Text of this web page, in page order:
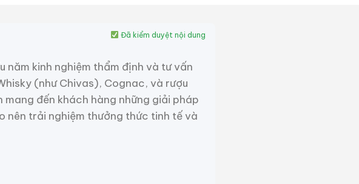
có thuộc tính của gỗ Âm, vỏ chai có màu
sự sống, tượng trưng cho sự giao thoa
năm kinh nghiệm thẩm định và tư vấn
(như Chivas), Cognac, và rượu
đến khách hàng những giải pháp
nên trải nghiệm thưởng thức tinh tế và
Đã kiểm duyệt nội dung